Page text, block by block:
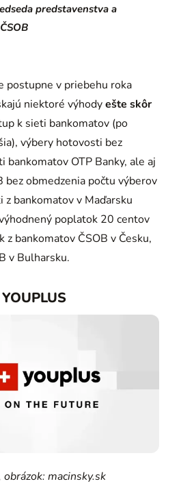
predstavenstva a
postupne v priebehu roka
niektoré výhodyešte skôr
k sieti bankomatov (po
výbery hotovosti bez
OTP Banky, ale aj
bez obmedzenia počtu výberov
bankomatov v Maďarsku
poplatok 20 centov
z bankomatov ČSOB v Česku,
v Bulharsku.
macinsky.sk